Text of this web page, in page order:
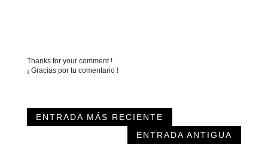
Thanks for your comment !
¡ Gracias por tu comentario !
ENTRADA MÁS RECIENTE
ENTRADA ANTIGUA